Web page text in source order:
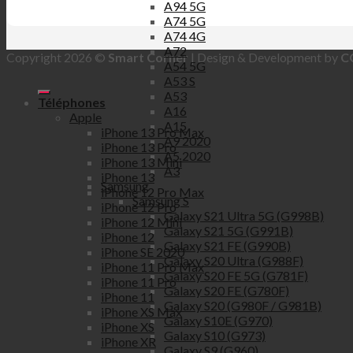
A94 5G
A74 5G
A74 4G
A72
A54 5G
A53 S
A53
A16
A15
A9 2020
A5 2020
A3
Samsung
Samsung S
Galaxy S21 Ultra 5G (G998B)
Galaxy S21 5G (G991B)
Galaxy S21 FE (G990B)
Galaxy S20 Ultra (G988F)
Galaxy S20 FE 5G (G781F)
Galaxy S20 FE (G780F)
Galaxy S20 (G980F / G981B)
Galaxy S10E (G970)
Galaxy S10 (G973)
Copyright 2026 © Smart Corner | Design & Development by
Téléphones
Apple
iPhone 13 Pro Max
iPhone 13 Pro
iPhone 13 Mini
iPhone 13
iPhone 12 Pro Max
iPhone 12 Pro
iPhone 12 Mini
iPhone 12
iPhone SE 2020
iPhone 11 Pro Max
iPhone 11 Pro
iPhone 11
iPhone XS Max
iPhone XS
iPhone XR